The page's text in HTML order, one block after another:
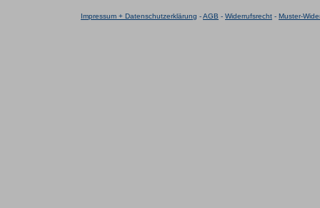
Impressum + Datenschutzerklärung -AGB - Widerrufsrecht - Muster-